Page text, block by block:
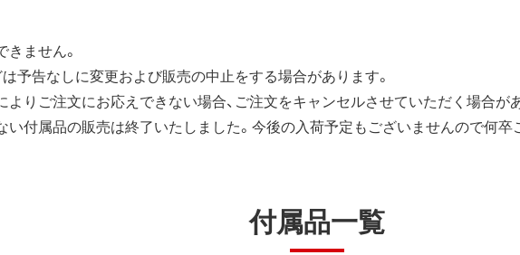
ません。
予告なしに変更および販売の中止をする場合があります。
りご注文にお応えできない場合、ご注文をキャンセルさせていただく場合が
付属品の販売は終了いたしました。今後の入荷予定もございませんので何卒
付属品一覧